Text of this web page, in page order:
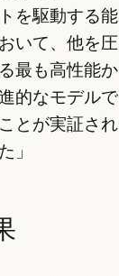
を駆動する能
いて、他を圧
最も高性能か
的なモデルで
とが実証され
」